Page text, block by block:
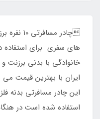
چادر
های سفری برای استفاده
خانوادگی با بدنی برزنت
ایران با بهترین قیمت
این چادر مسافرتی بدنه
استفاده شده است در